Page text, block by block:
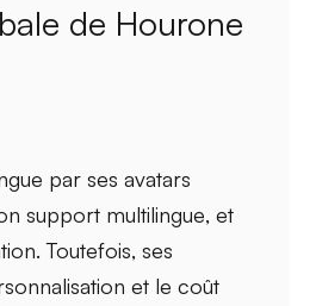
de Hourone
par sesavatars
support multilingue, et
. Toutefois, ses
et lecoût